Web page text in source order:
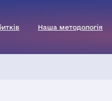
Наша методологія